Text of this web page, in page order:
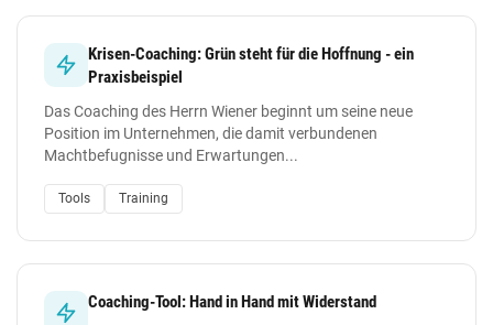
Krisen-Coaching: Grün steht für die Hoffnung - ein
Praxisbeispiel
Das Coaching des Herrn Wiener beginnt um seine neue
Position im Unternehmen, die damit verbundenen
Machtbefugnisse und Erwartungen...
Tools Training
Coaching-Tool: Hand in Hand mit Widerstand